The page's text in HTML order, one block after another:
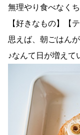
無理やり食べなく
【好きなもの】【
思えば、朝ごはん
♪なんて日が増えて